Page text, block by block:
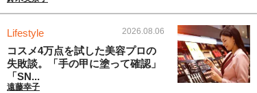
Lifestyle 2026.08.06
コスメ4万点を試した美容プロの
失敗談。「手の甲に塗って確認」
「SN...
遠藤幸子